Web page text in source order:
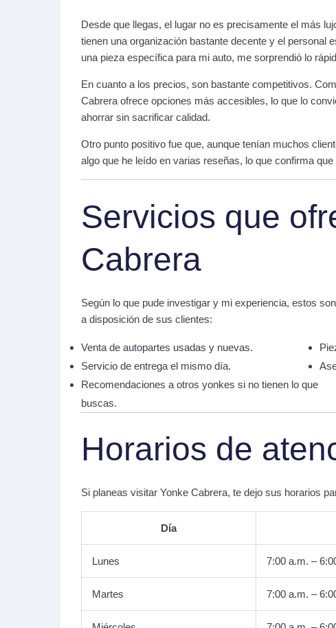
Desde que llegas, el lugar no es precisamente el más
tienen una organización bastante decente y el personal
una pieza específica para mi auto, me sorprendió lo
En cuanto a los precios, son bastante competitivos.
Cabrera ofrece opciones más accesibles, lo que lo
ahorrar sin sacrificar calidad.
Otro punto positivo fue que, aunque tenían muchos
algo que he leído en varias reseñas, lo que confirma
Servicios que
Cabrera
Según lo que pude investigar y mi experiencia, estos
a disposición de sus clientes:
Venta de autopartes usadas y nuevas.
Servicio de entrega el mismo día.
Recomendaciones a otros yonkes si no tienen lo que
buscas.
Horarios de
Si planeas visitar Yonke Cabrera, te dejo sus horarios
Día
Lunes 7:00 a.m. –
Martes 7:00 a.m. –